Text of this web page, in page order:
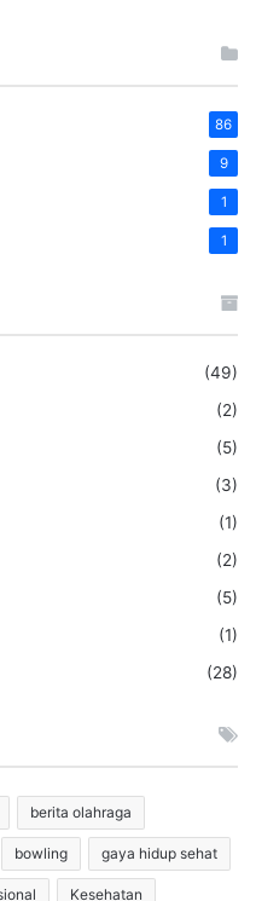
86
9
1
1
(49)
(2)
(5)
(3)
(1)
(2)
(5)
(1)
(28)
berita olahraga
bowling gaya hidup sehat
Kesehatan